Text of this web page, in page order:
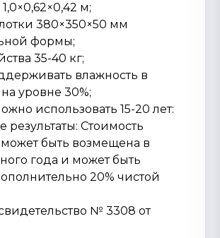
м;
380×350×50 мм
формы;
35-40 кг;
влажность в
уровне 30%;
использовать 15-20 лет:
Стоимость
может быть возмещена в
года и может быть
20% чистой
№ 3308 от